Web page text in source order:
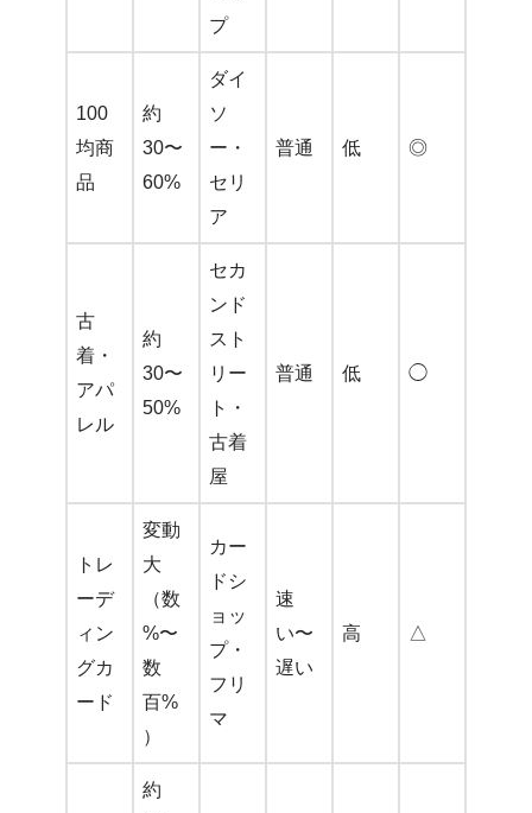
プ
100
均商
品
約
30〜
60%
ダイ
ソ
ー・
セリ
ア
普通 低 ◎
古
着・
アパ
レル
約
30〜
50%
セカ
ンド
スト
リー
ト・
古着
屋
普通 低 ◯
トレ
ーデ
ィン
グカ
ード
変動
大
（数
%〜
数
百%
）
カー
ドシ
ョッ
プ・
フリ
マ
速
い〜
遅い
高 △
約